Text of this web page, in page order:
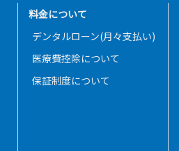
料金について
デンタルローン(月々支払い)
医療費控除について
保証制度について